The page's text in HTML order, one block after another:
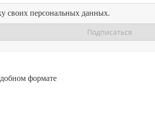
своих персональных данных.
формате